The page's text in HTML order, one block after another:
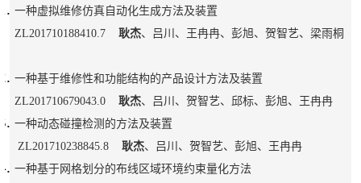
一种虚拟维修仿真自动化生成方法及装置
ZL201710188410.7 耿杰、吕川、王冉冉、彭旭、贺智艺、梁雨桐
一种基于维修性和功能结构的产品设计方法及装置
ZL201710679043.0 耿杰、吕川、贺智艺、邱标、彭旭、王冉冉
一种动态碰撞检测的方法及装置
ZL201710238845.8 耿杰、吕川、贺智艺、彭旭、王冉冉
一种基于网格划分的布线区域环境约束量化方法